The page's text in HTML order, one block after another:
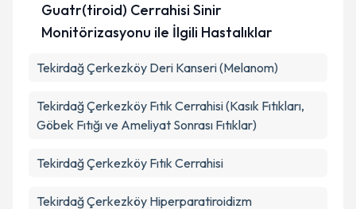
Guatr(tiroid) Cerrahisi Sinir
Monitörizasyonu ile İlgili Hastalıklar
Tekirdağ Çerkezköy Deri Kanseri (Melanom)
Tekirdağ Çerkezköy Fıtık Cerrahisi (Kasık Fıtıkları,
Göbek Fıtığı ve Ameliyat Sonrası Fıtıklar)
Tekirdağ Çerkezköy Fıtık Cerrahisi
Tekirdağ Çerkezköy Hiperparatiroidizm